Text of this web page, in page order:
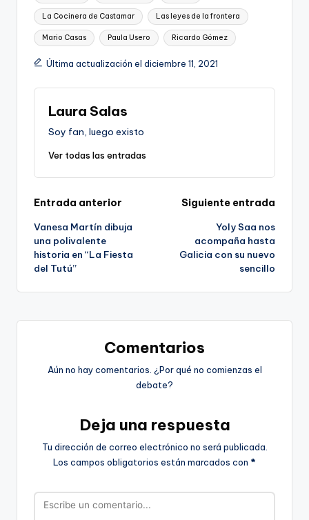
La Cocinera de Castamar Las leyes de la frontera
Mario Casas Paula Usero Ricardo Gómez
Última actualización el diciembre 11, 2021
Laura Salas
Soy fan, luego existo
Ver todas las entradas
Navegación
de
entradas
Entrada anterior
Vanesa Martín dibuja
una polivalente
historia en “La Fiesta
del Tutú”
Siguiente entrada
Yoly Saa nos
acompaña hasta
Galicia con su nuevo
sencillo
Comentarios
Aún no hay comentarios. ¿Por qué no comienzas el
debate?
Deja una respuesta
Tu dirección de correo electrónico no será publicada.
Los campos obligatorios están marcados con *